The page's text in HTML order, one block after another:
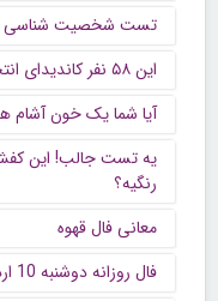
تست شخصیت شناسی
این ۵۸ نفر کاندیدای انتخابات ۱۴۰۰ هستند +اسامی
آیا شما یک خون
یه تست جالب! این
رنگیه؟
معانی فال قهوه
فال روزانه دوشنبه 10 اردیبهشت 97